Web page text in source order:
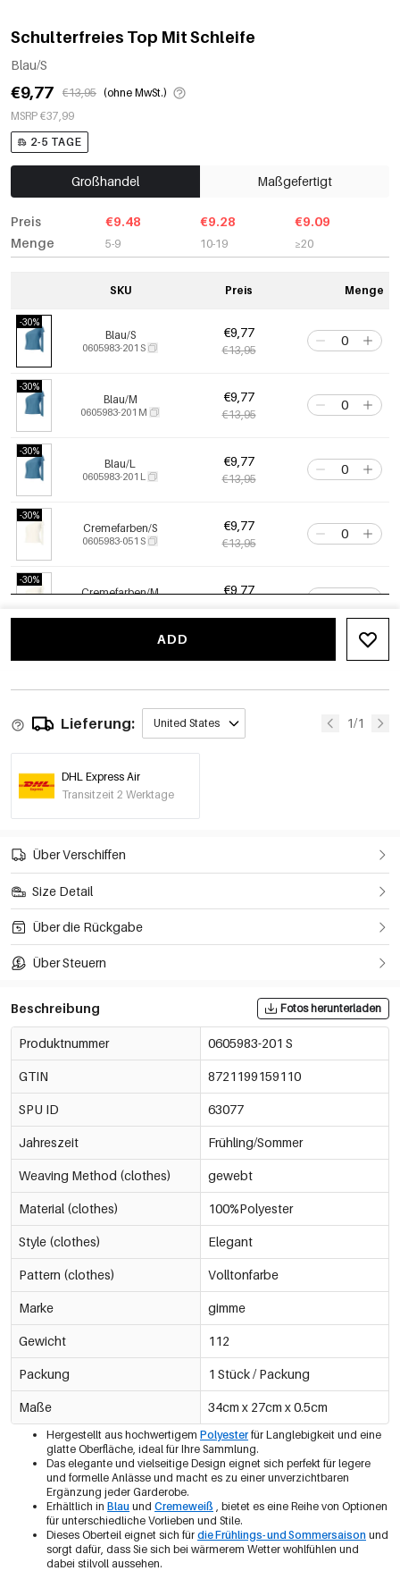
Schulterfreies Top Mit Schleife
Blau/S
€9,77 €13,95 (ohne MwSt.)
MSRP €37,99
2-5 TAGE
Großhandel Maßgefertigt
Preis
Menge
€9.48
5-9
€9.28
10-19
€9.09
≥20
SKU Preis Menge
-30%
Blau/S
0605983-201 S
€9,77
€13,95
-30%
Blau/M
0605983-201 M
€9,77
€13,95
-30%
Blau/L
0605983-201 L
€9,77
€13,95
-30%
Cremefarben/S
0605983-051 S
€9,77
€13,95
-30%
Cremefarben/M €9,77
ADD
Lieferung: United States 1/1
DHL Express Air
Transitzeit 2 Werktage
Über Verschiffen
Size Detail
Über die Rückgabe
Über Steuern
Beschreibung Fotos herunterladen
Produktnummer 0605983-201 S
GTIN 8721199159110
SPU ID 63077
Jahreszeit Frühling/Sommer
Weaving Method (clothes) gewebt
Material (clothes) 100%Polyester
Style (clothes) Elegant
Pattern (clothes) Volltonfarbe
Marke gimme
Gewicht 112
Packung 1 Stück / Packung
Maße 34cm x 27cm x 0.5cm
Hergestellt aus hochwertigem Polyester für Langlebigkeit und eine
glatte Oberfläche, ideal für Ihre Sammlung.
Das elegante und vielseitige Design eignet sich perfekt für legere
und formelle Anlässe und macht es zu einer unverzichtbaren
Ergänzung jeder Garderobe.
Erhältlich in Blau und Cremeweiß , bietet es eine Reihe von Optionen
für unterschiedliche Vorlieben und Stile.
Dieses Oberteil eignet sich für die Frühlings- und Sommersaison und
sorgt dafür, dass Sie sich bei wärmerem Wetter wohlfühlen und
dabei stilvoll aussehen.